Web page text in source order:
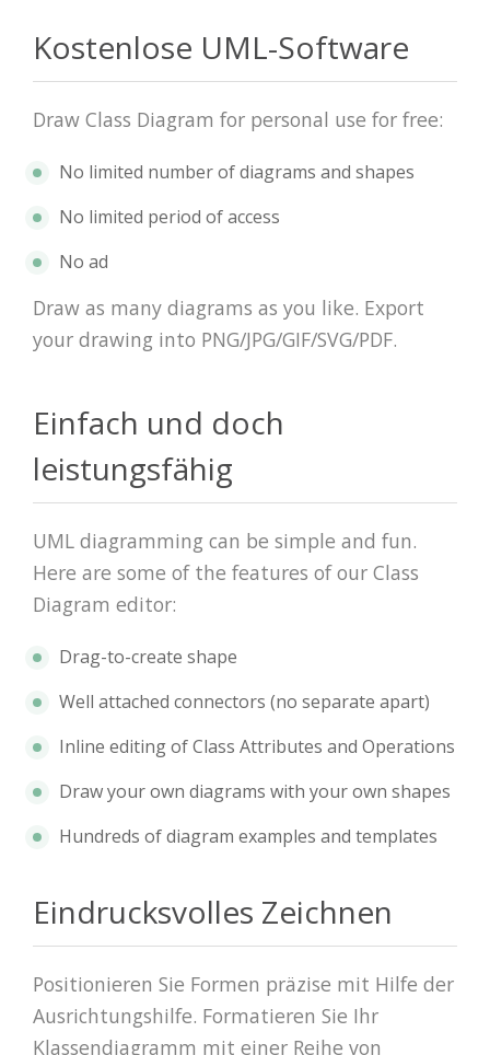
Kostenlose UML-Software
Draw Class Diagram for personal use for free:
No limited number of diagrams and shapes
No limited period of access
No ad
Draw as many diagrams as you like. Export
your drawing into PNG/JPG/GIF/SVG/PDF.
Einfach und doch
leistungsfähig
UML diagramming can be simple and fun.
Here are some of the features of our Class
Diagram editor:
Drag-to-create shape
Well attached connectors (no separate apart)
Inline editing of Class Attributes and Operations
Draw your own diagrams with your own shapes
Hundreds of diagram examples and templates
Eindrucksvolles Zeichnen
Positionieren Sie Formen präzise mit Hilfe der
Ausrichtungshilfe. Formatieren Sie Ihr
Klassendiagramm mit einer Reihe von